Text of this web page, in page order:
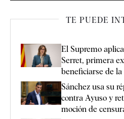
TE PUEDE
El Supremo
Serret, primera
beneficiarse de la
Sánchez usa su
contra Ayuso y
moción de